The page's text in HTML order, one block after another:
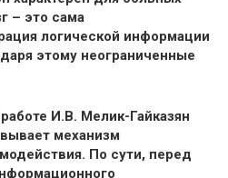
– это сама
логической информации
этому неограниченные
И.В. Мелик-Гайказян
механизм
По сути, перед